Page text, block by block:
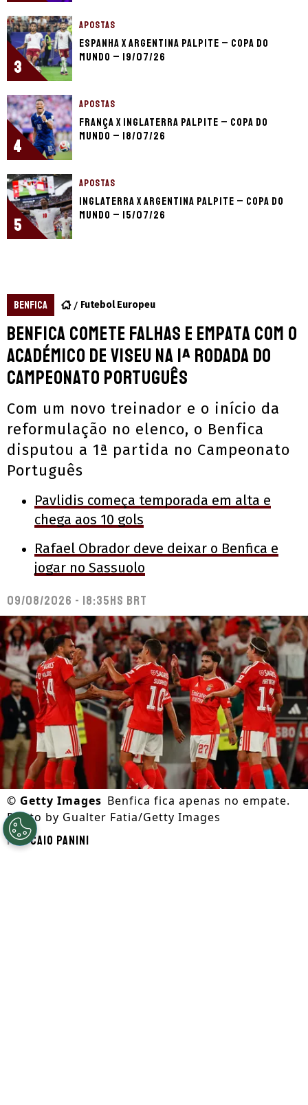
3
APOSTAS
Espanha x Argentina palpite – Copa do
Mundo – 19/07/26
4
APOSTAS
França x Inglaterra palpite – Copa do
Mundo – 18/07/26
5
APOSTAS
Inglaterra x Argentina palpite – Copa do
Mundo – 15/07/26
BENFICA Futebol Europeu
Benfica comete falhas e empata com o
Académico de Viseu na 1ª rodada do
Campeonato Português
Com um novo treinador e o início da
reformulação no elenco, o Benfica
disputou a 1ª partida no Campeonato
Português
Pavlidis começa temporada em alta e
chega aos 10 gols
Rafael Obrador deve deixar o Benfica e
jogar no Sassuolo
09/08/2026 - 18:35hs BRT
© Getty Images Benfica fica apenas no empate.
Photo by Gualter Fatia/Getty Images
PorCaio Panini